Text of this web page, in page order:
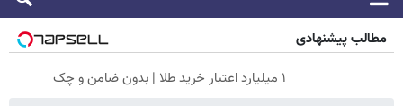
مطالب پیشنهادی
۱ میلیارد اعتبار خرید طلا | بدون ضامن و چک